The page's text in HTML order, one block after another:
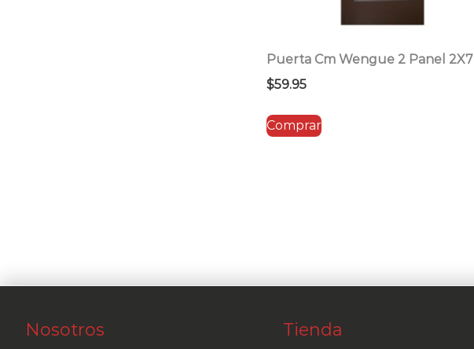
Puerta Cm Wengue 2 Panel 2X7
$59.95
Comprar
Nosotros Tienda